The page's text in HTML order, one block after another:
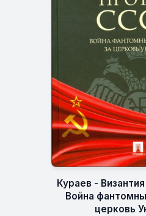
Кураев -
Война
церковь